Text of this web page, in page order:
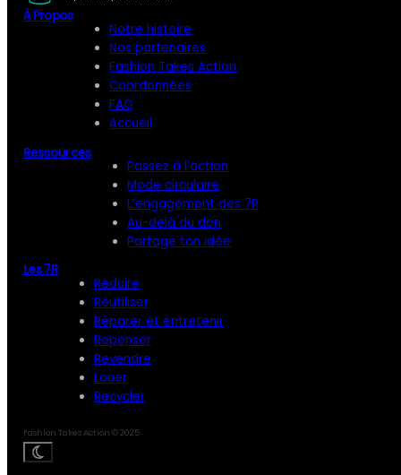
À Propos
Notre histoire
Nos partenaires
Fashion Takes Action
Coordonnées
FAQ
Accueil
Ressources
Passez à l’action
Mode circulaire
L’engagement des 7R
Au-delà du don
Partage ton idée
Les 7R
Réduire
Réutiliser
Réparer et entretenir
Repenser
Revendre
Louer
Recycler
Fashion Takes Action © 2025